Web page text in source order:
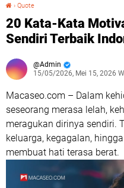
› Quote
20 Kata-Kata
Sendiri Terbaik
Admin
15/05/2026, Mei 15, 2026
Macaseo.com – Dalam
seseorang merasa lelah,
meragukan dirinya sendiri.
keluarga, kegagalan,
membuat hati terasa berat.